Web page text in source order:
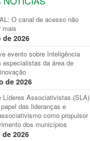
O canal de acesso não
mais
2026
evento sobre Inteligência
da área de
de 2026
Líderes Associativistas (SLA)
das lideranças e
como propulsor
dos municípios
de 2026